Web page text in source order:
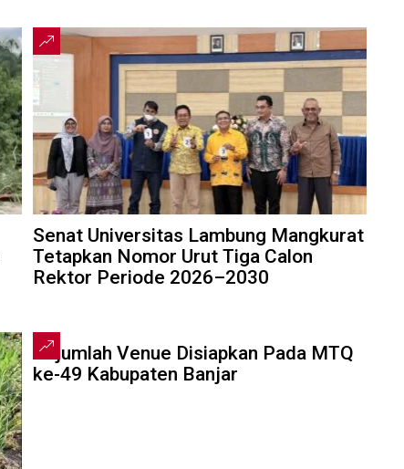
Senat Universitas Lambung Mangkurat
Tetapkan Nomor Urut Tiga Calon
Rektor Periode 2026–2030
Sejumlah Venue Disiapkan Pada MTQ
ke-49 Kabupaten Banjar